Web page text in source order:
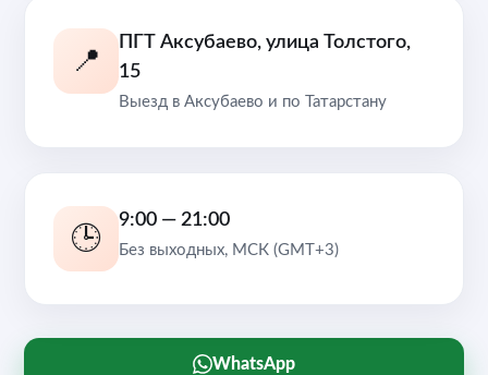
📍
ПГТ Аксубаево, улица Толстого,
15
Выезд в Аксубаево и по Татарстану
🕒
9:00 — 21:00
Без выходных, МСК (GMT+3)
WhatsApp